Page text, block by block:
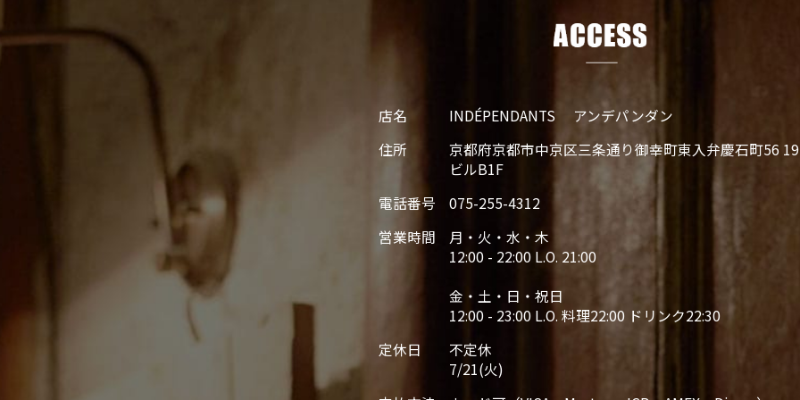
店名
INDÉPENDANTS アンデパンダン
住所
京都府京都市中京区三条通り御幸町東入弁慶石町56
ビルB1F
電話番号
075-255-4312
営業時間
月・火・水・木
12:00 - 22:00 L.O. 21:00
金・土・日・祝日
12:00 - 23:00 L.O. 料理22:00 ドリンク22:30
定休日
不定休
7/21(火)